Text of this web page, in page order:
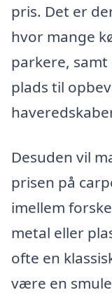
pris. Det er
hvor mange
parkere,
plads til
Desuden vil
prisen på
imellem
metal eller
ofte en
være en